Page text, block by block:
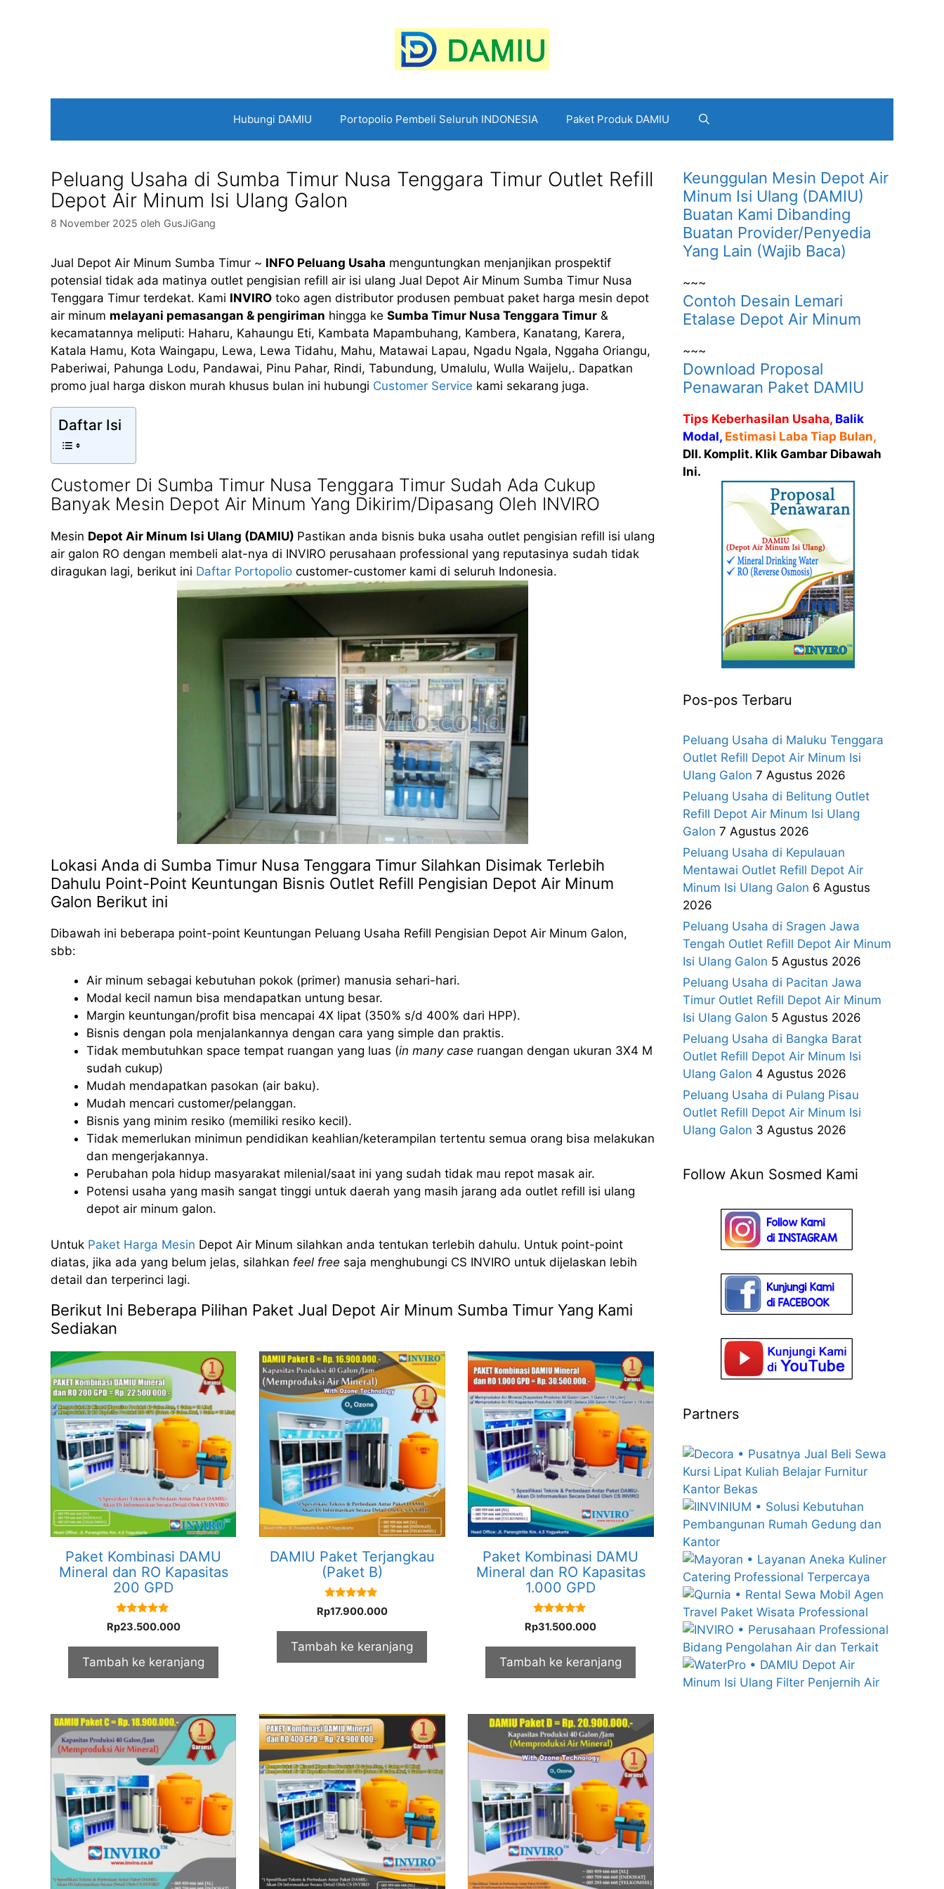
Hubungi DAMIU Portopolio Pembeli Seluruh INDONESIA Paket Produk DAMIU
Peluang Usaha di Sumba Timur Nusa Tenggara Timur Outlet Refill
Depot Air Minum Isi Ulang Galon
8 November 2025 oleh GusJiGang
Jual Depot Air Minum Sumba Timur ~ INFO Peluang Usaha menguntungkan menjanjikan prospektif
potensial tidak ada matinya outlet pengisian refill air isi ulang Jual Depot Air Minum Sumba Timur Nusa
Tenggara Timur terdekat. Kami INVIRO toko agen distributor produsen pembuat paket harga mesin depot
air minum melayani pemasangan & pengiriman hingga ke Sumba Timur Nusa Tenggara Timur &
kecamatannya meliputi: Haharu, Kahaungu Eti, Kambata Mapambuhang, Kambera, Kanatang, Karera,
Katala Hamu, Kota Waingapu, Lewa, Lewa Tidahu, Mahu, Matawai Lapau, Ngadu Ngala, Nggaha Oriangu,
Paberiwai, Pahunga Lodu, Pandawai, Pinu Pahar, Rindi, Tabundung, Umalulu, Wulla Waijelu,. Dapatkan
promo jual harga diskon murah khusus bulan ini hubungi Customer Service kami sekarang juga.
Daftar Isi
Customer Di Sumba Timur Nusa Tenggara Timur Sudah Ada Cukup
Banyak Mesin Depot Air Minum Yang Dikirim/Dipasang Oleh INVIRO
Mesin Depot Air Minum Isi Ulang (DAMIU) Pastikan anda bisnis buka usaha outlet pengisian refill isi ulang
air galon RO dengan membeli alat-nya di INVIRO perusahaan professional yang reputasinya sudah tidak
diragukan lagi, berikut ini Daftar Portopolio customer-customer kami di seluruh Indonesia.
Lokasi Anda di Sumba Timur Nusa Tenggara Timur Silahkan Disimak Terlebih
Dahulu Point-Point Keuntungan Bisnis Outlet Refill Pengisian Depot Air Minum
Galon Berikut ini
Dibawah ini beberapa point-point Keuntungan Peluang Usaha Refill Pengisian Depot Air Minum Galon,
sbb:
Air minum sebagai kebutuhan pokok (primer) manusia sehari-hari.
Modal kecil namun bisa mendapatkan untung besar.
Margin keuntungan/profit bisa mencapai 4X lipat (350% s/d 400% dari HPP).
Bisnis dengan pola menjalankannya dengan cara yang simple dan praktis.
Tidak membutuhkan space tempat ruangan yang luas (in many case ruangan dengan ukuran 3X4 M
sudah cukup)
Mudah mendapatkan pasokan (air baku).
Mudah mencari customer/pelanggan.
Bisnis yang minim resiko (memiliki resiko kecil).
Tidak memerlukan minimun pendidikan keahlian/keterampilan tertentu semua orang bisa melakukan
dan mengerjakannya.
Perubahan pola hidup masyarakat milenial/saat ini yang sudah tidak mau repot masak air.
Potensi usaha yang masih sangat tinggi untuk daerah yang masih jarang ada outlet refill isi ulang
depot air minum galon.
Untuk Paket Harga Mesin Depot Air Minum silahkan anda tentukan terlebih dahulu. Untuk point-point
diatas, jika ada yang belum jelas, silahkan feel free saja menghubungi CS INVIRO untuk dijelaskan lebih
detail dan terperinci lagi.
Berikut Ini Beberapa Pilihan Paket Jual Depot Air Minum Sumba Timur Yang Kami
Sediakan
Paket Kombinasi DAMU
Mineral dan RO Kapasitas
200 GPD
5.00
out of 5
Rp23.500.000
Tambah ke keranjang
DAMIU Paket Terjangkau
(Paket B)
5.00
out of 5
Rp17.900.000
Tambah ke keranjang
Paket Kombinasi DAMU
Mineral dan RO Kapasitas
1.000 GPD
5.00
out of 5
Rp31.500.000
Tambah ke keranjang
Keunggulan Mesin Depot Air
Minum Isi Ulang (DAMIU)
Buatan Kami Dibanding
Buatan Provider/Penyedia
Yang Lain (Wajib Baca)
~~~
Contoh Desain Lemari
Etalase Depot Air Minum
~~~
Download Proposal
Penawaran Paket DAMIU
Tips Keberhasilan Usaha, Balik
Modal, Estimasi Laba Tiap Bulan,
Dll. Komplit. Klik Gambar Dibawah
Ini.
Pos-pos Terbaru
Peluang Usaha di Maluku Tenggara
Outlet Refill Depot Air Minum Isi
Ulang Galon 7 Agustus 2026
Peluang Usaha di Belitung Outlet
Refill Depot Air Minum Isi Ulang
Galon 7 Agustus 2026
Peluang Usaha di Kepulauan
Mentawai Outlet Refill Depot Air
Minum Isi Ulang Galon 6 Agustus
2026
Peluang Usaha di Sragen Jawa
Tengah Outlet Refill Depot Air Minum
Isi Ulang Galon 5 Agustus 2026
Peluang Usaha di Pacitan Jawa
Timur Outlet Refill Depot Air Minum
Isi Ulang Galon 5 Agustus 2026
Peluang Usaha di Bangka Barat
Outlet Refill Depot Air Minum Isi
Ulang Galon 4 Agustus 2026
Peluang Usaha di Pulang Pisau
Outlet Refill Depot Air Minum Isi
Ulang Galon 3 Agustus 2026
Follow Akun Sosmed Kami
Partners